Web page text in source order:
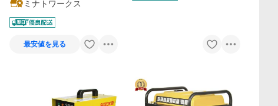
ミナトワークス
最安値を見る